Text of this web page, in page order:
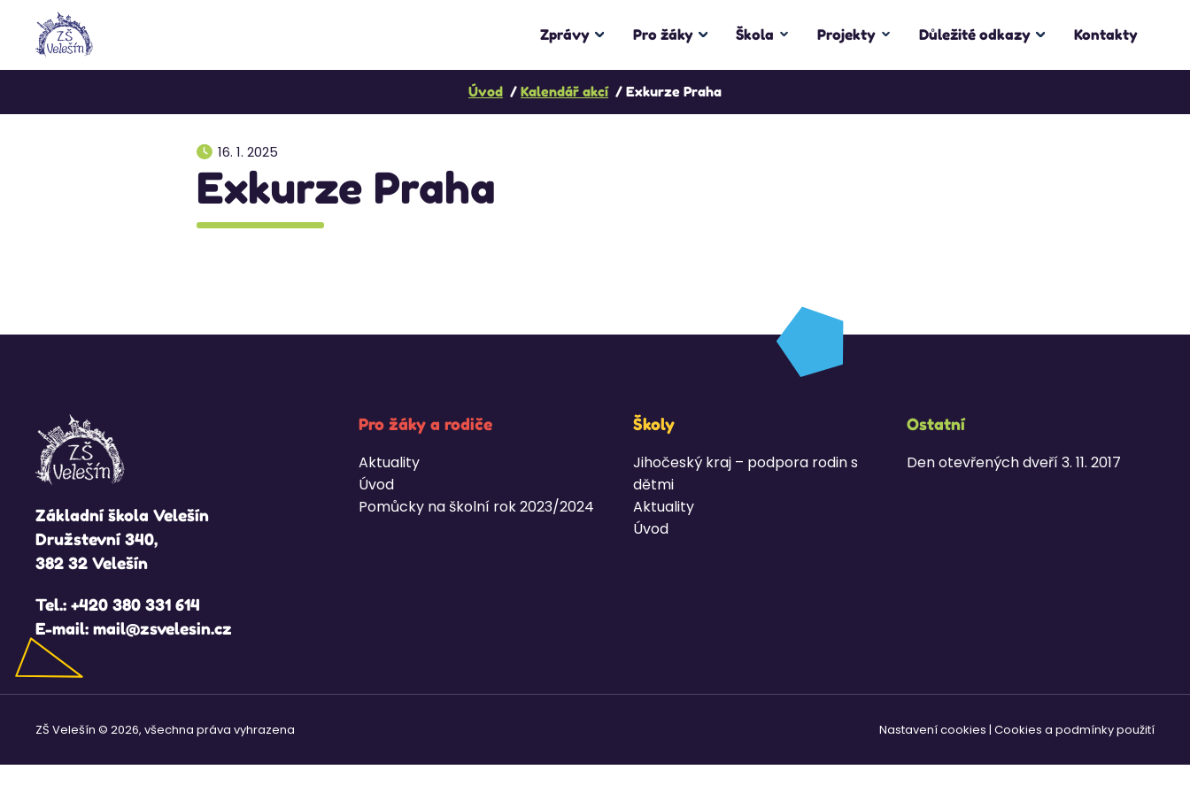
Zprávy Pro žáky Škola Projekty Důležité odkazy Kontakty
Úvod Kalendář akcí Exkurze Praha
16. 1. 2025
Exkurze Praha
Základní škola Velešín
Družstevní 340,
382 32 Velešín
Tel.: +420 380 331 614
E-mail: mail@zsvelesin.cz
Pro žáky a rodiče
Aktuality
Úvod
Pomůcky na školní rok 2023/2024
Školy
Jihočeský kraj – podpora rodin s
dětmi
Aktuality
Úvod
Ostatní
Den otevřených dveří 3. 11. 2017
ZŠ Velešín © 2026, všechna práva vyhrazena Nastavení cookies | Cookies a podmínky použití